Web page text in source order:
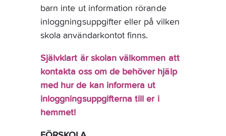
barn inte ut information rörande
inloggningsuppgifter eller på vilken
skola användarkontot finns.
Självklart är skolan välkommen att
kontakta oss om de behöver hjälp
med hur de kan informera ut
inloggningsuppgifterna till er i
hemmet!